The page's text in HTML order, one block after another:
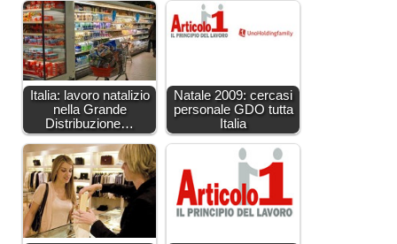
Italia: lavoro natalizio
nella Grande
Distribuzione…
Natale 2009: cercasi
personale GDO tutta
Italia